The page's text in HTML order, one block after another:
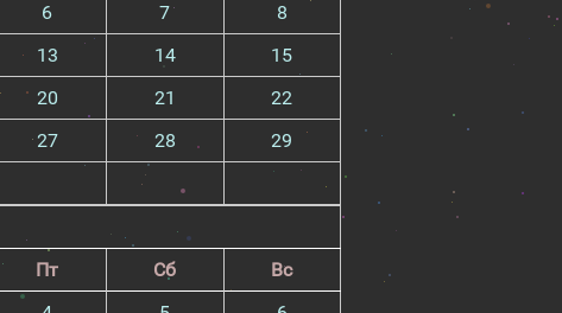
6 7
8
13 14
15
20 21
22
27 28
29
Пт Сб
Вс